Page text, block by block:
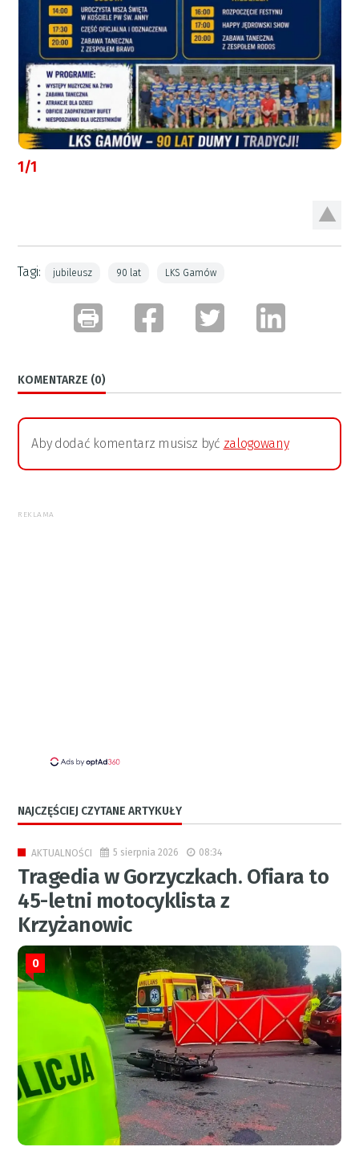
1/1
Tagi: jubileusz 90 lat LKS Gamów
KOMENTARZE (0)
Aby dodać komentarz musisz być zalogowany
REKLAMA
NAJCZĘŚCIEJ CZYTANE ARTYKUŁY
AKTUALNOŚCI 5 sierpnia 2026 08:34
Tragedia w Gorzyczkach. Ofiara to
45-letni motocyklista z
Krzyżanowic
0